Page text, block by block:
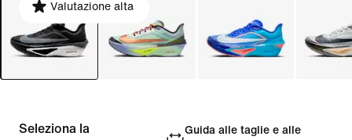
Valutazione alta
Seleziona la
Guida alle taglie e alle